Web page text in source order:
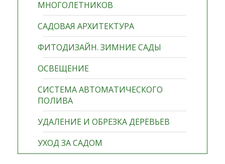
МНОГОЛЕТНИКОВ
САДОВАЯ АРХИТЕКТУРА
ФИТОДИЗАЙН. ЗИМНИЕ САДЫ
ОСВЕЩЕНИЕ
СИСТЕМА АВТОМАТИЧЕСКОГО
ПОЛИВА
УДАЛЕНИЕ И ОБРЕЗКА ДЕРЕВЬЕВ
УХОД ЗА САДОМ